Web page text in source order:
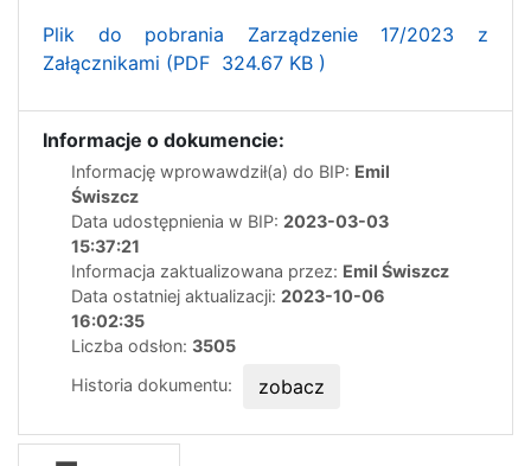
Plik do pobrania Zarządzenie 17/2023 z
Załącznikami (PDF 324.67 KB )
Informacje o dokumencie:
Informację wprowawdził(a) do BIP: Emil
Świszcz
Data udostępnienia w BIP: 2023-03-03
15:37:21
Informacja zaktualizowana przez: Emil Świszcz
Data ostatniej aktualizacji: 2023-10-06
16:02:35
Liczba odsłon: 3505
Historia dokumentu:
zobacz